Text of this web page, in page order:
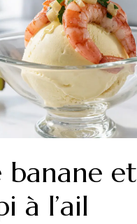
banane et
à l’ail